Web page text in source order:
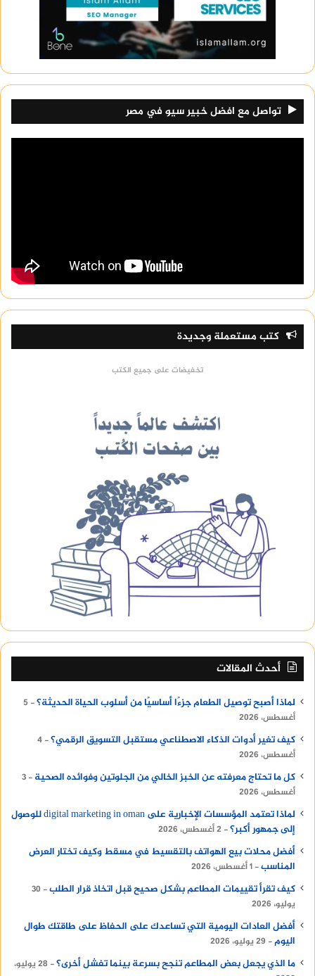
تواصل مع افضل خبير سيو في مصر
كتب مستعملة وجديدة
تخفيضات على جميع الكتب
أحدث المقالات
لماذا أصبح توصيل الطعام جزءًا أساسيًا من أسلوب الحياة الحديثة؟
5
أغسطس، 2026
كيف تغير أدوات الذكاء الاصطناعي مستقبل التسويق الرقمي؟ 4
أغسطس، 2026
كل ما تحتاج معرفته عن الخبز الخالي من الجلوتين وفوائده الصحية
3
أغسطس، 2026
لماذا تعتمد المؤسسات الإخبارية على digital marketing in oman للوصول
إلى جمهور أكبر؟ 2 أغسطس، 2026
أفضل محلات بيع الهواتف بالتقسيط في مسقط وكيف تختار العرض
المناسب 1 أغسطس، 2026
كيف تقرأ تقييمات المطاعم بشكل صحيح قبل اتخاذ قرار الطلب
30
يوليو، 2026
أفضل العادات اليومية التي تساعدك على الحفاظ على طاقتك طوال
اليوم
29 يوليو، 2026
ما الذي يجعل بعض المطاعم تنجح بسرعة بينما تفشل أخرى؟
28 يوليو،